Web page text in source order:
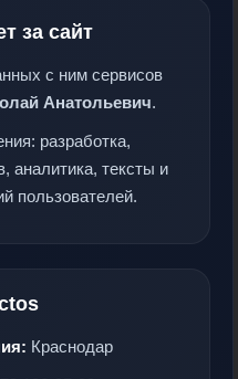
за сайт
с ним сервисов
Анатольевич.
разработка,
аналитика, тексты и
пользователей.
Краснодар